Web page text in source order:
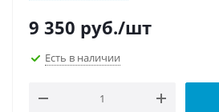
9 350 руб./шт
Есть в наличии